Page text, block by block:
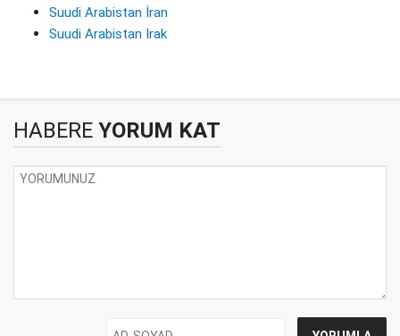
Suudi Arabistan İran
Suudi Arabistan Irak
HABERE YORUM KAT